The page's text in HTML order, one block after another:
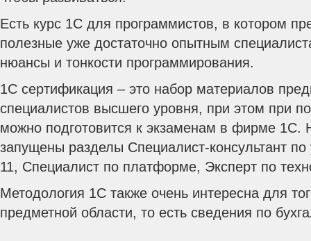
Есть курс 1С для программистов, в котором
полезные уже достаточно опытным
нюансы и тонкости программирования.
1С сертификация – это набор материалов
специалистов высшего уровня, при этом при
можно подготовится к экзаменам в фирме 1С.
запущены разделы Специалист-консультант
11, Специалист по платформе, Эксперт по
Методология 1С также очень интересна для
предметной области, то есть сведения по